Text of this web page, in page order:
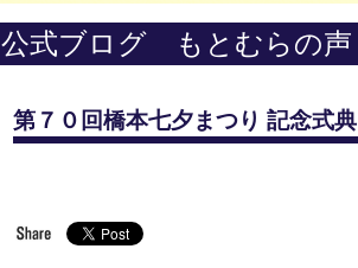
公式ブログ もとむらの声
第７０回橋本七夕まつり 記念式典